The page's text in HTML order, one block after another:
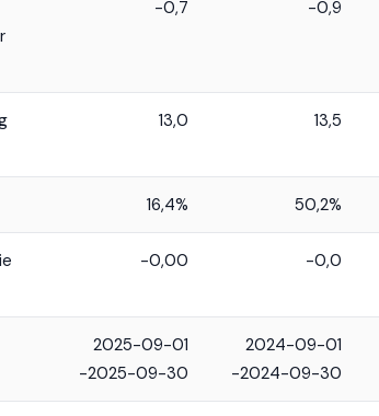
-0,7 -0,9
13,0 13,5
16,4% 50,2%
-0,00 -0,0
2025-09-01
-2025-09-30
2024-09-01
-2024-09-30